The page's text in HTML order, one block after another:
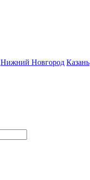
Нижний Новгород Казань